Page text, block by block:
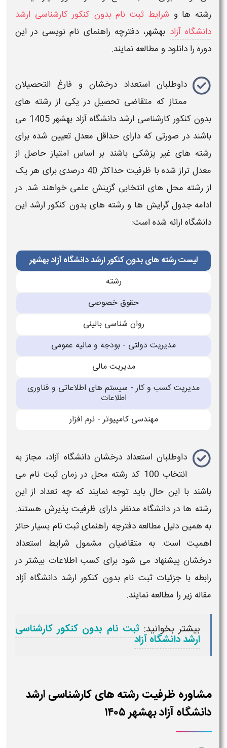
رشته ها و شرایط ثبت نام بدون کنکور کارشناسی ارشد
دانشگاه آزاد بهشهر، دفترچه راهنمای نام نویسی در این
دوره را دانلود و مطالعه نمایند.
داوطلبان استعداد درخشان و فارغ التحصیلان
ممتاز که متقاضی تحصیل در یکی از رشته های
بدون کنکور کارشناسی ارشد دانشگاه آزاد بهشهر 1405 می
باشند در صورتی که دارای حداقل معدل تعیین شده برای
رشته های غیر پزشکی باشند بر اساس امتیاز حاصل از
معدل تراز شده با ظرفیت حداکثر 40 درصدی برای هر یک
از رشته محل های انتخابی گزینش علمی خواهند شد. در
ادامهجدول گرایش ها و رشته های بدون کنکور ارشد این
دانشگاهارائه شده است:
لیست رشته های بدون کنکور ارشد دانشگاه آزاد بهشهر
رشته
حقوق خصوصی
روان شناسی بالینی
مدیریت دولتی - بودجه و مالیه عمومی
مدیریت مالی
مدیریت کسب و کار - سیستم های اطلاعاتی و فناوری
اطلاعات
مهندسی کامپیوتر - نرم افزار
داوطلباناستعداد درخشان دانشگاه آزاد، مجاز به
انتخاب 100 کد رشته محل در زمان ثبت نام
می
باشند با این حال باید توجه نمایند که چه تعداد از این
رشته ها در دانشگاهمدنظر دارای ظرفیت پذیرش هستند.
به همین دلیل مطالعهدفترچه راهنمای ثبت نام بسیار حائز
اهمیت است. به متقاضیان مشمول شرایط استعداد
درخشان پیشنهاد می شود برای کسب اطلاعات بیشتر در
رابطه با جزئیاتثبت نام بدون کنکور ارشد دانشگاه آزاد
مقاله زیر را مطالعه نمایند.
بیشتر بخوانید: ثبت نام بدون کنکور کارشناسی
ارشد دانشگاه آزاد
مشاوره ظرفیت رشته های کارشناسی ارشد
دانشگاه آزاد بهشهر ۱۴۰۵